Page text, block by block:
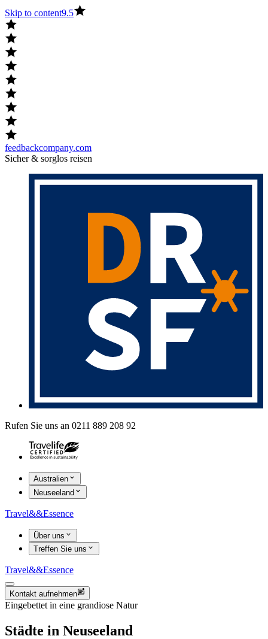
Skip to content9.5
feedbackcompany.com
Sicher & sorglos reisen
Rufen Sie uns an 0211 889 208 92
Australien
Neuseeland
Travel&&Essence
Über uns
Treffen Sie uns
Travel&&Essence
Kontakt aufnehmen
Eingebettet in eine grandiose Natur
Städte in Neuseeland